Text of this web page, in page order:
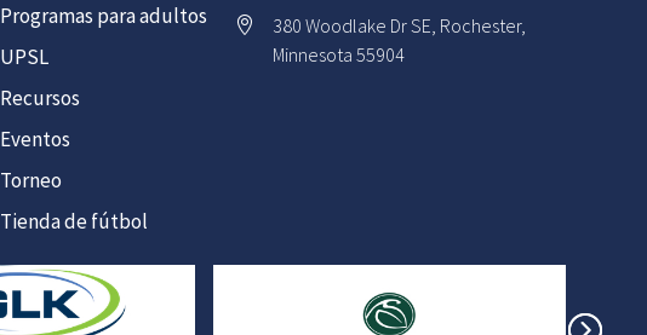
Programas para adultos
UPSL
Recursos
Eventos
Torneo
Tienda de fútbol

380 Woodlake Dr SE, Rochester,
Minnesota 55904